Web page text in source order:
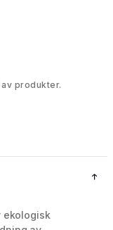
produkter.
ekologisk